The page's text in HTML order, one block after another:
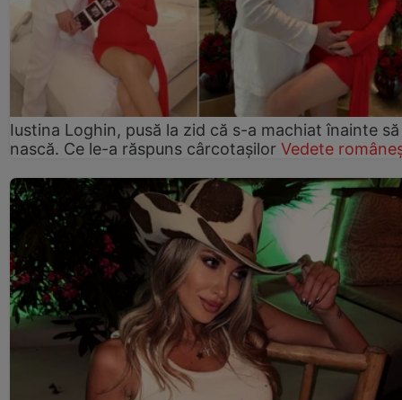
Iustina Loghin, pusă la zid că s-a machiat înainte să
nască. Ce le-a răspuns cârcotașilor Vedete